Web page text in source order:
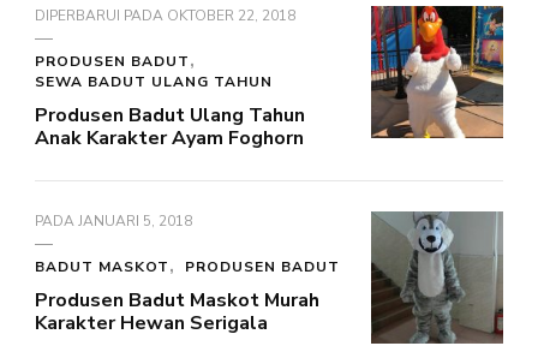
DIPERBARUI PADA OKTOBER 22, 2018
PRODUSEN BADUT
SEWA BADUT ULANG TAHUN
Produsen Badut Ulang Tahun
Anak Karakter Ayam Foghorn
PADAJANUARI 5, 2018
BADUT MASKOT PRODUSEN BADUT
Produsen Badut Maskot Murah
Karakter Hewan Serigala